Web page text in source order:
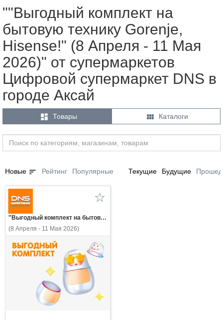
""Выгодный комплект на
бытовую технику Gorenje,
Hisense!" (8 Апреля - 11 Мая
2026)" от супермаркетов
Цифровой супермаркет DNS в
городе Аксай
 Товары  Каталоги
Новые sort Рейтинг Популярные Текущие Будущие
"Выгодный комплект на бытовую технику Gorenje, Hisense!"
(8 Апреля - 11 Мая 2026)